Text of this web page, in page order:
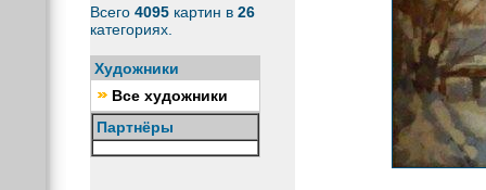
Всего 4095 картин в 26
категориях.
Художники
Все художники
Партнёры